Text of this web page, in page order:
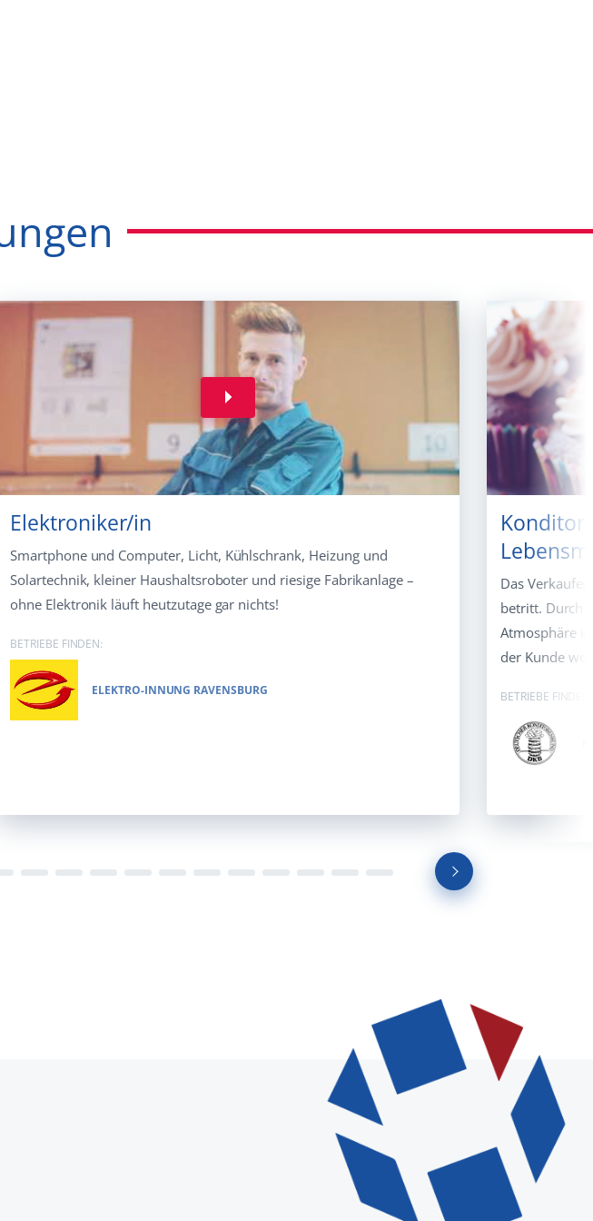
Elektroniker/in
Smartphone und Computer, Licht, Kühlschrank, Heizung und
Solartechnik, kleiner Haushaltsroboter und riesige Fabrikanlage –
ohne Elektronik läuft heutzutage gar nichts!
BETRIEBE FINDEN:
ELEKTRO-INNUNG RAVENSBURG
Das
betritt. Durch
Atmosphäre
der Kunde
BETRIEBE FINDEN: